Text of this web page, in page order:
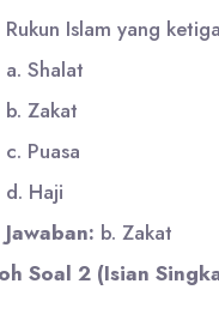
Rukun Islam yang
a. Shalat
b. Zakat
c. Puasa
d. Haji
Jawaban: b. Zakat
Soal 2 (Isian